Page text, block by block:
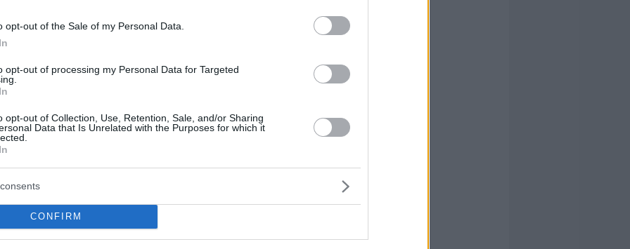
opt-out of the Sale of my Personal Data.
opt-out of processing my Personal Data for Targeted
opt-out of Collection, Use, Retention, Sale, and/or Sharing
Data that Is Unrelated with the Purposes for which it
CONFIRM
τους
Ντόντα Χολκαι σε αυτό το παιχνίδι, όπως
σέντεραγωνίστηκαν μόνο στο Game 2
είναι οι